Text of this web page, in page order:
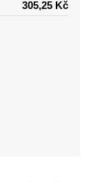
305,25 Kč